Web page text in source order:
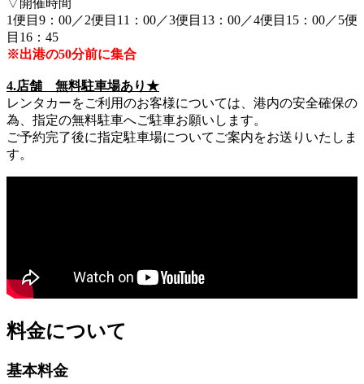
▽開催時間
1便目9：00／2便目11：00／3便目13：00／4便目15：00／5便
目16：45
※出港の50分前に集合
4.店舗 無料駐車場あり★
レンタカーをご利用のお客様については、港内の安全確保の
為、指定の無料駐車へご駐車お願いします。
ご予約完了後に指定駐車場についてご案内をお送りいたしま
す。
料金について
基本料金